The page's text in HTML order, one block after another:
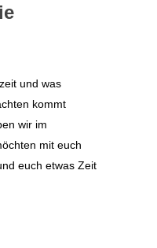
und was
kommt
wir im
mit euch
euch etwas Zeit